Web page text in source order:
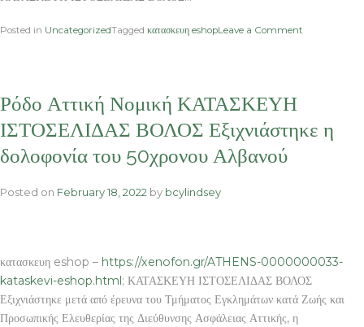
Posted in UncategorizedTagged κατασκευη eshopLeave a Comment
Ανησυχία
Ρόδο Αττική Νομική ΚΑΤΑΣΚΕΥΗ
ΙΣΤΟΣΕΛΙΔΑΣ ΒΟΛΟΣ Εξιχνιάστηκε η
δολοφονία του 50χρονου Αλβανού
Posted on February 18, 2022 by bcylindsey
κατασκευη eshop – https://xenofon.gr/ATHENS-0000000033-
kataskevi-eshop.html; ΚΑΤΑΣΚΕΥΗ ΙΣΤΟΣΕΛΙΔΑΣ ΒΟΛΟΣ
Εξιχνιάστηκε μετά από έρευνα του Τμήματος Εγκλημάτων κατά Ζωής και
Προσωπικής Ελευθερίας της Διεύθυνσης Ασφάλειας Αττικής, η